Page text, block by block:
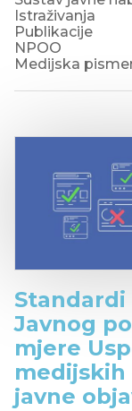
Istraživanja
Publikacije
NPOO
Medijska
Javnog
mjere
medijskih
javne